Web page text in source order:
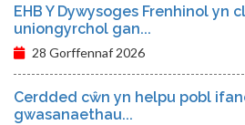
EHB Y Dywysoges Frenhinol yn
uniongyrchol gan...
28 Gorffennaf 2026
Cerdded cŵn yn helpu pobl
gwasanaethau...